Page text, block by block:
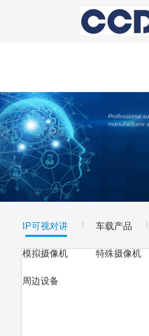
IP可视对讲 | 车载产品 |
模拟摄像机 | 特殊摄像机
周边设备